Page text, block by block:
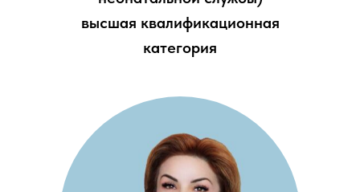
высшая квалификационная
категория